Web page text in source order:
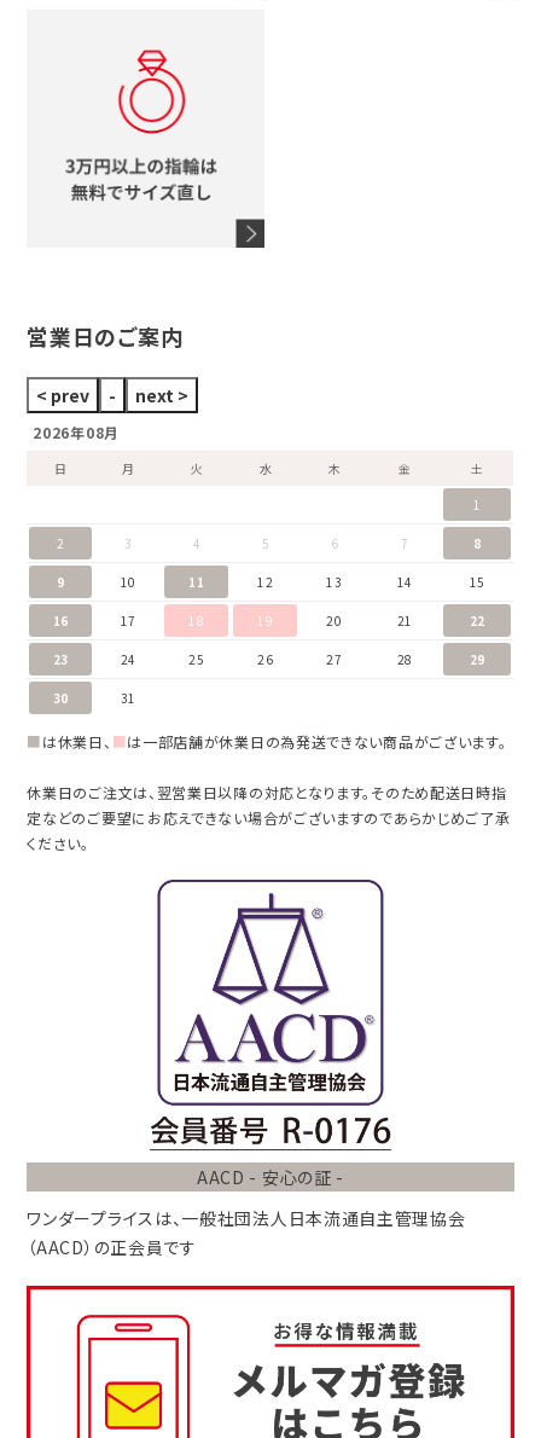
スタージュエリー
ウノアエレ
タグホイヤー
営業日のご案内
2026年08月
日 月 火 水 木 金
土
1
2 3 4 5 6 7 8
9 10 11 12 13 14 15
16 17 18 19 20 21 22
23 24 25 26 27 28 29
30 31
■は休業日、 ■は一部店舗が休業日の為発送できない商品がございます。
休業日のご注文は、翌営業日以降の対応となります。そのため配送日時指
定などのご要望にお応えできない場合がございますのであらかじめご了承
ください。
AACD - 安心の証 -
ワンダープライスは、 一般社団法人 日本流通自主管理協会
（AACD） の正会員です